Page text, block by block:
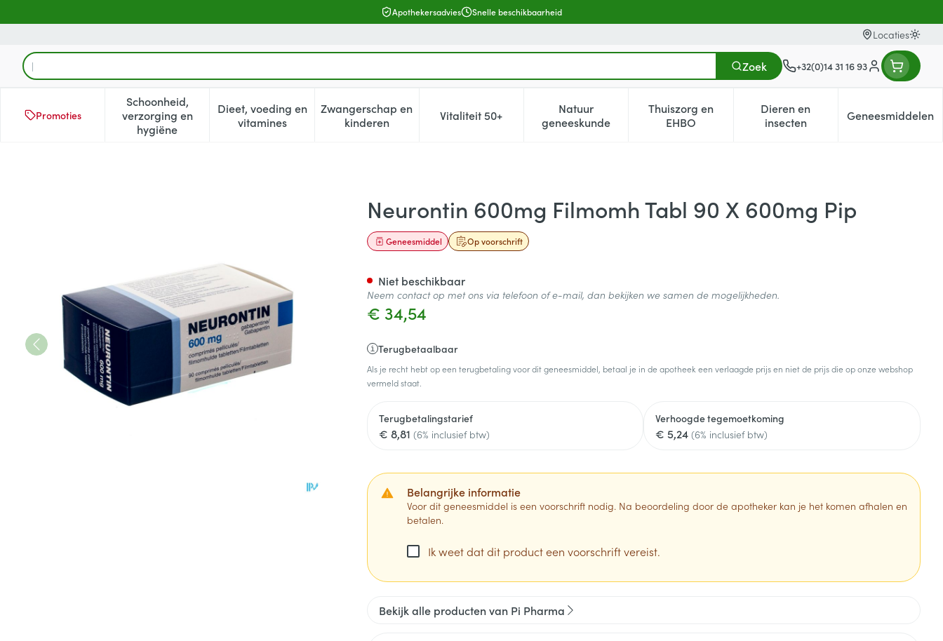
Apothekersadvies Snelle beschikbaarheid
Locaties
Product, merk, categorie...
Zoek +32(0)14 31 16 93
Klant menu
Promoties
Schoonheid,
verzorging en
hygiëne
Toon submenu voor Schoonheid, verzorging en hygiëne categorie
Dieet, voeding en
vitaminesToon submenu voor Dieet, voeding en vitamines categorie
Zwangerschap en
kinderenToon submenu voor Zwangerschap en kinderen categorie
Vitaliteit 50+Toon submenu voor Vitaliteit 50+ categorie
Natuur
geneeskundeToon submenu voor Natuur geneeskunde categorie
Thuiszorg en
EHBOToon submenu voor Thuiszorg en EHBO categorie
Dieren en
insecten
Toon submenu voor Dieren en
Geneesmiddelen
Toon
Neurontin 600mg Filmomh Tabl 90 X 600mg PipNeurontin 600mg Filmomh Tabl 90 X 600mg Pip
Op voorschrift
Geneesmiddel
€ 34,54
Terugbetaalbaar
Als je recht hebt op een terugbetaling voor dit geneesmiddel, betaal je in de apotheek een verlaagde prijs en niet de prijs die op onze webshop
vermeld staat.
Terugbetalingstarief
€ 8,81 (6% inclusief btw)
Verhoogde tegemoetkoming
€ 5,24 (6% inclusief btw)
Belangrijke informatie
Voor dit geneesmiddel is een voorschrift nodig. Na beoordeling door de apotheker kan je het komen afhalen en
betalen.
Ik weet dat dit product een voorschrift vereist.
Niet beschikbaar
Neem contact op met ons via telefoon of e-mail, dan bekijken we samen de mogelijkheden.
Bekijk alle producten van Pi Pharma